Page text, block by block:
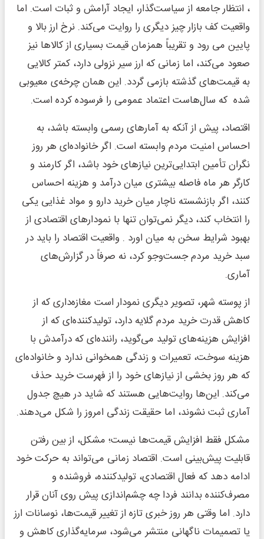
، انتظار جامعه از سیاست‌گذار، ایجاد آرامش و ثبات است. اما
واقعیت کف بازار چیز دیگری را روایت می‌کند. نرخ ارز بالا و
پایین می رود و تقریباً همزمان قیمت بسیاری از کالاها نیز
صعود می‌کند، اما زمانی که ارز سیر نزولی دارد، کمتر کالایی
به قیمت‌های گذشته بازمی گردد. این همان چرخه‌ی معیوبی
شده که سال‌هاست اعتماد عمومی را فرسوده کرده است.
اقتصاد، پیش از آنکه به آمارهای رسمی وابسته باشد، به
احساس امنیت مردم وابسته است. اگر خانواده‌ای هر روز
نگران تأمین ابتدایی‌ترین نیازهای خود باشد، اگر کارمند و
کارگر هر ماه فاصله بیشتری میان درآمد و هزینه احساس
کنند، اگر بازنشسته ناچار میان خرید دارو و مواد غذایی یکی
را انتخاب کند، دیگر نمی‌توان تنها با نمودارهای اقتصادی از
بهبود شرایط سخن به میان اورد . واقعیت اقتصاد را باید در
سبد خرید مردم جست‌وجو کرد، نه صرفاً در گزارش‌های
آماری.
از پوسته شهر، تصویر دیگری نمودار است مغازه‌داری که از
کاهش قدرت خرید مردم گلایه دارد، تولیدکننده‌ای که از
افزایش هزینه‌های تولید می‌گوید، راننده‌ای که درآمدش با
هزینه سوخت، تعمیرات و زندگی همخوانی ندارد و خانواده‌ای
که هر روز بخشی از نیازهای خود را از فهرست خرید حذف
می‌کند. این‌ها روایت‌هایی هستند که شاید در هیچ جدول
آماری ثبت نشوند، اما حقیقت زندگی امروز را شکل می‌دهند.
مشکل فقط افزایش قیمت‌ها نیست؛ مشکل، از بین رفتن
قابلیت پیش‌بینی است. اقتصاد زمانی می‌تواند به حرکت خود
ادامه دهد که فعال اقتصادی، تولیدکننده، فروشنده و
مصرف‌کننده بدانند فردا چه چشم‌اندازی پیش روی آنان قرار
دارد. اما وقتی هر روز خبری تازه از تغییر قیمت‌ها، نوسانات ارز
یا تصمیمات ناگهانی منتشر می‌شود، سرمایه‌گذاری کاهش و